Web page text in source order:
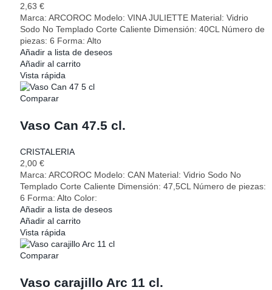
2,63 €
Marca: ARCOROC Modelo: VINA JULIETTE Material: Vidrio
Sodo No Templado Corte Caliente Dimensión: 40CL Número de
piezas: 6 Forma: Alto
Añadir a lista de deseos
Añadir al carrito
Vista rápida
Comparar
Vaso Can 47.5 cl.
CRISTALERIA
2,00 €
Marca: ARCOROC Modelo: CAN Material: Vidrio Sodo No
Templado Corte Caliente Dimensión: 47,5CL Número de piezas:
6 Forma: Alto Color:
Añadir a lista de deseos
Añadir al carrito
Vista rápida
Comparar
Vaso carajillo Arc 11 cl.